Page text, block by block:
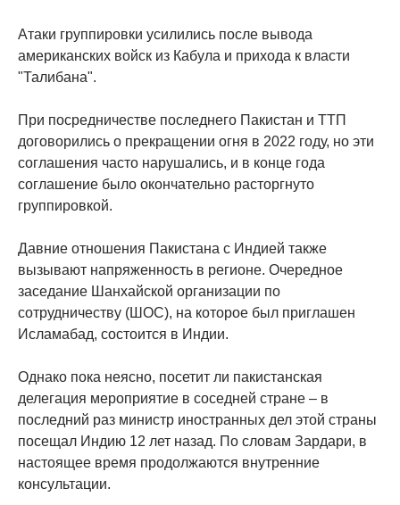
Атаки группировки усилились после вывода
американских войск из Кабула и прихода к власти
"Талибана".
При посредничестве последнего Пакистан и ТТП
договорились о прекращении огня в 2022 году, но эти
соглашения часто нарушались, и в конце года
соглашение было окончательно расторгнуто
группировкой.
Давние отношения Пакистана с Индией также
вызывают напряженность в регионе. Очередное
заседание Шанхайской организации по
сотрудничеству (ШОС), на которое был приглашен
Исламабад, состоится в Индии.
Однако пока неясно, посетит ли пакистанская
делегация мероприятие в соседней стране – в
последний раз министр иностранных дел этой страны
посещал Индию 12 лет назад. По словам Зардари, в
настоящее время продолжаются внутренние
консультации.